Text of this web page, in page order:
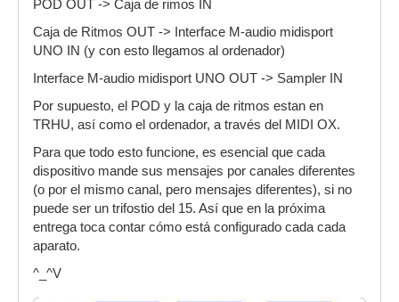
POD OUT -> Caja de rimos IN
Caja de Ritmos OUT -> Interface M-audio midisport
UNO IN (y con esto llegamos al ordenador)
Interface M-audio midisport UNO OUT -> Sampler IN
Por supuesto, el POD y la caja de ritmos estan en
TRHU, así como el ordenador, a través del MIDI OX.
Para que todo esto funcione, es esencial que cada
dispositivo mande sus mensajes por canales diferentes
(o por el mismo canal, pero mensajes diferentes), si no
puede ser un trifostio del 15. Así que en la próxima
entrega toca contar cómo está configurado cada cada
aparato.
^_^V